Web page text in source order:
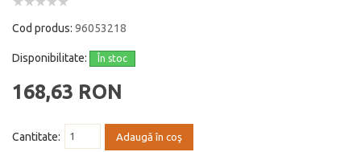
Cod produs: 96053218
Disponibilitate: În stoc
168,63 RON
Cantitate: Adaugă în coş